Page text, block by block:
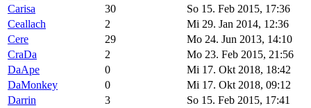
Carisa
30
So 15. Feb 2015, 17:36
Ceallach
2
Mi 29. Jan 2014, 12:36
Cere
29
Mo 24. Jun 2013, 14:10
CraDa
2
Mo 23. Feb 2015, 21:56
DaApe
0
Mi 17. Okt 2018, 18:42
DaMonkey
0
Mi 17. Okt 2018, 09:12
Darrin
3
So 15. Feb 2015, 17:41